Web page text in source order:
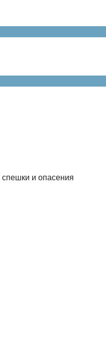
и опасения